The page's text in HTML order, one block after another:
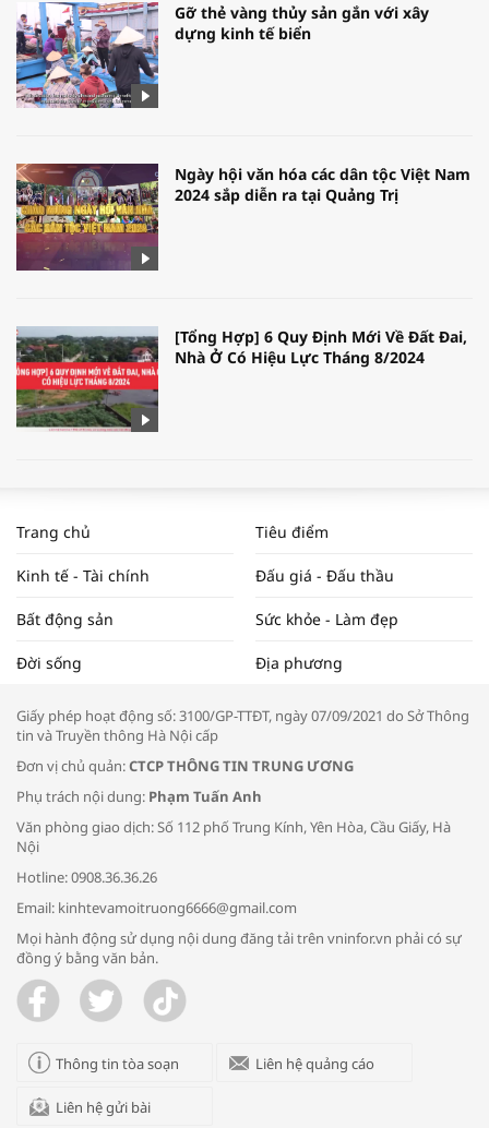
Gỡ thẻ vàng thủy sản gắn với xây
dựng kinh tế biển
Ngày hội văn hóa các dân tộc Việt Nam
2024 sắp diễn ra tại Quảng Trị
[Tổng Hợp] 6 Quy Định Mới Về Đất Đai,
Nhà Ở Có Hiệu Lực Tháng 8/2024
NAM NĂM 2024 VÀ NĂM 2025 | NHỊP
ĐẬP THỊ TRƯỜNG #62
Tọa đàm “Xúc tiến thương mại: Khơi
Bác sĩ tư vấn cách phòng tránh bệnh
Trao yêu thương cho em
Trang chủ Tiêu điểm
Kinh tế - Tài chính Đấu giá - Đấu thầu
Bất động sản Sức khỏe - Làm đẹp
Đời sống Địa phương
Giấy phép hoạt động số: 3100/GP-TTĐT, ngày 07/09/2021 do Sở Thông
tin và Truyền thông Hà Nội cấp
Đơn vị chủ quản:CTCP THÔNG TIN TRUNG ƯƠNG
Phụ trách nội dung: Phạm Tuấn Anh
Văn phòng giao dịch: Số 112 phố Trung Kính, Yên Hòa, Cầu Giấy, Hà
Nội
Hotline: 0908.36.36.26
Email: kinhtevamoitruong6666@gmail.com
Mọi hành động sử dụng nội dung đăng tải trên vninfor.vn phải có sự
đồng ý bằng văn bản.
Thông tin tòa soạn Liên hệ quảng cáo
Liên hệ gửi bài